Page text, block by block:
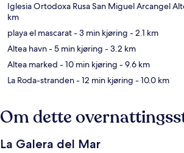
Iglesia Ortodoxa Rusa San Miguel Arcangel
km
playa el mascarat- 3 min kjøring - 2.1 km
Altea havn- 5 min kjøring - 3.2 km
Altea marked - 10 min kjøring - 9.6 km
La Roda-stranden- 12 min kjøring - 10.0 km
Om dette
La Galera del Mar